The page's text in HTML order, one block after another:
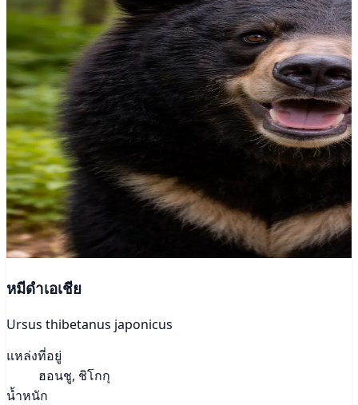
หมีดำเอเชีย
Ursus thibetanus japonicus
แหล่งที่อยู่
ฮอนชู, ชิโกกุ
น้ำหนัก